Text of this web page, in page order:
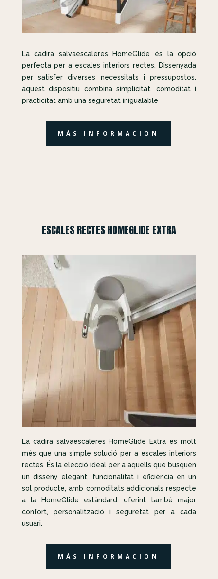
La cadira salvaescaleres HomeGlide és la opció
perfecta per a escales interiors rectes. Dissenyada
per satisfer diverses necessitats i pressupostos,
aquest dispositiu combina simplicitat, comoditat i
practicitat amb una seguretat inigualable
MÁS INFORMACION
ESCALES RECTES HOMEGLIDE EXTRA
La cadira salvaescaleres HomeGlide Extra és molt
més que una simple solució per a escales interiors
rectes. És la elecció ideal per a aquells que busquen
un disseny elegant, funcionalitat i eficiència en un
sol producte, amb comoditats addicionals respecte
a la HomeGlide estàndard, oferint també major
confort, personalització i seguretat per a cada
usuari.
MÁS INFORMACION